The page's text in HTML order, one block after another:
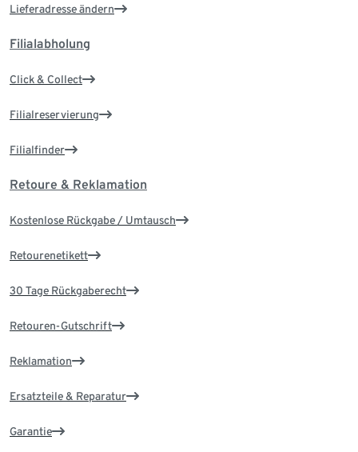
Lieferadresse ändern
Filialabholung
Click & Collect
Filialreservierung
Filialfinder
Retoure & Reklamation
Kostenlose Rückgabe / Umtausch
Retourenetikett
30 Tage Rückgaberecht
Retouren-Gutschrift
Reklamation
Ersatzteile & Reparatur
Garantie